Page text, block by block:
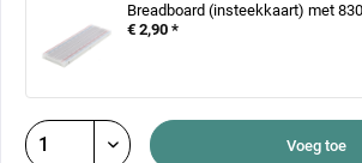
Breadboard (insteekkaart) met
€ 2,90 *
Voeg toe